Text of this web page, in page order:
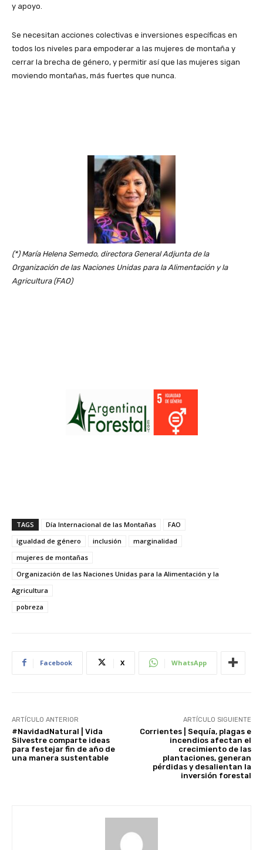
y apoyo.
Se necesitan acciones colectivas e inversiones específicas en
todos los niveles para empoderar a las mujeres de montaña y
cerrar la brecha de género, y permitir así que las mujeres sigan
moviendo montañas, más fuertes que nunca.
(*) María Helena Semedo, directora General Adjunta de la
Organización de las Naciones Unidas para la Alimentación y la
Agricultura (FAO)
TAGS Día Internacional de las Montañas
FAO
igualdad de género
inclusión
marginalidad
mujeres de montañas
Organización de las Naciones Unidas para la Alimentación y la
Agricultura
pobreza
Facebook X WhatsApp
ARTÍCULO ANTERIOR
#NavidadNatural | Vida
Silvestre comparte ideas
para festejar fin de año de
una manera sustentable
ARTÍCULO SIGUIENTE
Corrientes | Sequía, plagas e
incendios afectan el
crecimiento de las
plantaciones, generan
pérdidas y desalientan la
inversión forestal